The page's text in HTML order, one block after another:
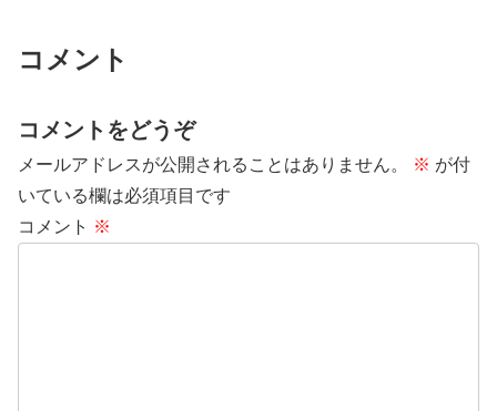
コメント
コメントをどうぞ
メールアドレスが公開されることはありません。 ※ が付
いている欄は必須項目です
コメント ※